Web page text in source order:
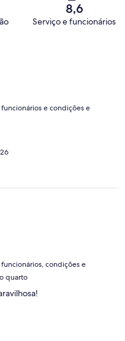
8,6
Serviço e funcionários
e condições e
condições e
quarto